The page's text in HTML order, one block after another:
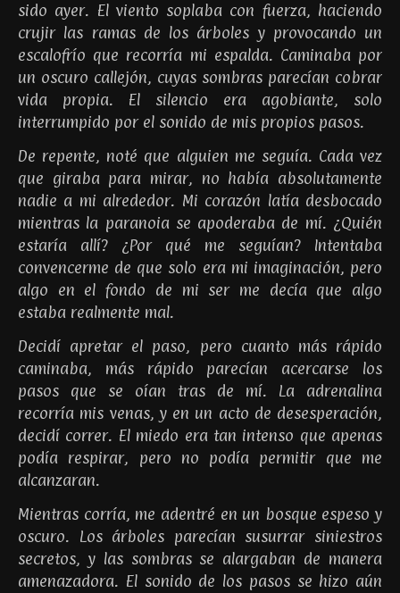
sido ayer. El viento soplaba con fuerza, haciendo
crujir las ramas de los árboles y provocando un
escalofrío que recorría mi espalda. Caminaba por
un oscuro callejón, cuyas sombras parecían cobrar
vida propia. El silencio era agobiante, solo
interrumpido por el sonido de mis propios pasos.
De repente, noté que alguien me seguía. Cada vez
que giraba para mirar, no había absolutamente
nadie a mi alrededor. Mi corazón latía desbocado
mientras la paranoia se apoderaba de mí. ¿Quién
estaría allí? ¿Por qué me seguían? Intentaba
convencerme de que solo era mi imaginación, pero
algo en el fondo de mi ser me decía que algo
estaba realmente mal.
Decidí apretar el paso, pero cuanto más rápido
caminaba, más rápido parecían acercarse los
pasos que se oían tras de mí. La adrenalina
recorría mis venas, y en un acto de desesperación,
decidí correr. El miedo era tan intenso que apenas
podía respirar, pero no podía permitir que me
alcanzaran.
Mientras corría, me adentré en un bosque espeso y
oscuro. Los árboles parecían susurrar siniestros
secretos, y las sombras se alargaban de manera
amenazadora. El sonido de los pasos se hizo aún